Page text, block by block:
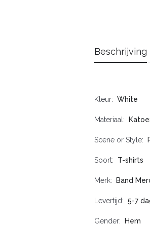
Beschrijving
Kleur White
Materiaal
Scene or Style
Soort T-shirts
Merk Band
Levertijd 5-7
Gender Hem